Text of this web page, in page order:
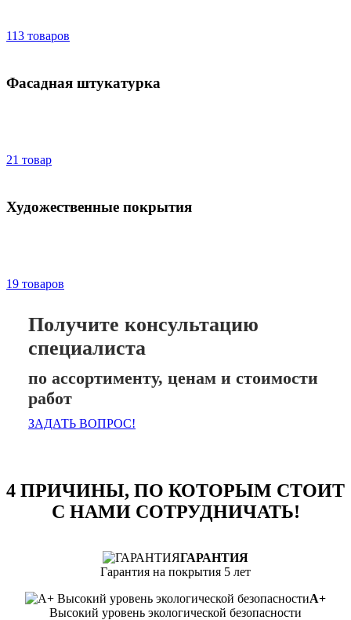
113 товаров
Фасадная штукатурка
21 товар
Художественные покрытия
19 товаров
Получите консультацию
специалиста
по ассортименту, ценам и стоимости
работ
ЗАДАТЬ ВОПРОС!
4 ПРИЧИНЫ, ПО КОТОРЫМ СТОИТ
С НАМИ СОТРУДНИЧАТЬ!
ГАРАНТИЯ
Гарантия на покрытия 5 лет
А+
Высокий уровень экологической безопасности